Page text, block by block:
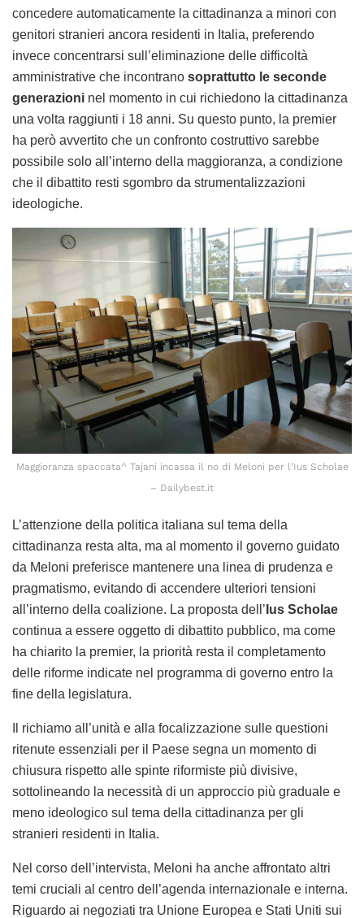
concedere automaticamente la cittadinanza a minori con
genitori stranieri ancora residenti in Italia, preferendo
invece concentrarsi sull’eliminazione delle difficoltà
amministrative che incontrano soprattutto le seconde
generazioni nel momento in cui richiedono la cittadinanza
una volta raggiunti i 18 anni. Su questo punto, la premier
ha però avvertito che un confronto costruttivo sarebbe
possibile solo all’interno della maggioranza, a condizione
che il dibattito resti sgombro da strumentalizzazioni
ideologiche.
Maggioranza spaccata^ Tajani incassa il no di Meloni per l’Ius Scholae
– Dailybest.it
L’attenzione della politica italiana sul tema della
cittadinanza resta alta, ma al momento il governo guidato
da Meloni preferisce mantenere una linea di prudenza e
pragmatismo, evitando di accendere ulteriori tensioni
all’interno della coalizione. La proposta dell’ Ius Scholae
continua a essere oggetto di dibattito pubblico, ma come
ha chiarito la premier, la priorità resta il completamento
delle riforme indicate nel programma di governo entro la
fine della legislatura.
Il richiamo all’unità e alla focalizzazione sulle questioni
ritenute essenziali per il Paese segna un momento di
chiusura rispetto alle spinte riformiste più divisive,
sottolineando la necessità di un approccio più graduale e
meno ideologico sul tema della cittadinanza per gli
stranieri residenti in Italia.
Nel corso dell’intervista, Meloni ha anche affrontato altri
temi cruciali al centro dell’agenda internazionale e interna.
Riguardo ai negoziati tra Unione Europea e Stati Uniti sui